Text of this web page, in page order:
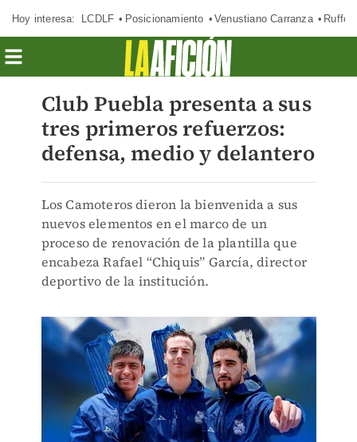
Hoy interesa: LCDLF Posicionamiento Venustiano Carranza Ruffo
Club Puebla presenta a sus
tres primeros refuerzos:
defensa, medio y delantero
Los Camoteros dieron la bienvenida a sus
nuevos elementos en el marco de un
proceso de renovación de la plantilla que
encabeza Rafael “Chiquis” García, director
deportivo de la institución.